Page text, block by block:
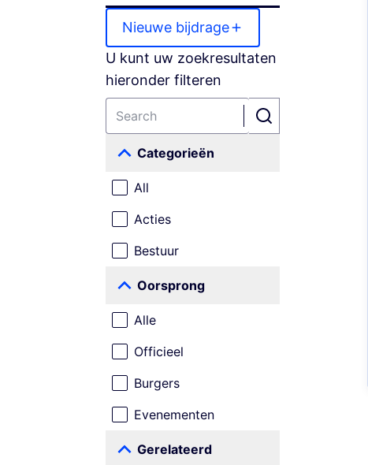
Nieuwe bijdrage
U kunt uw zoekresultaten
hieronder filteren
Categorieën
All
Acties
Bestuur
Oorsprong
Alle
Officieel
Burgers
Evenementen
Gerelateerd